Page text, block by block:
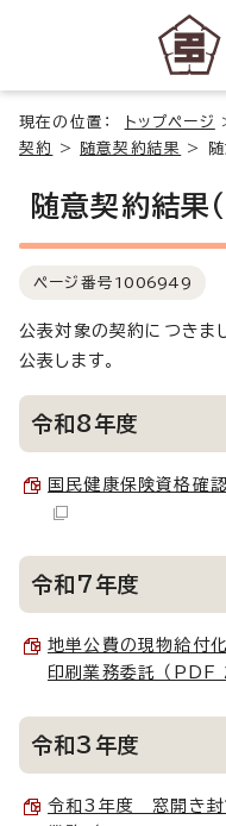
現在の位置： トップページ
契約
> 随意契約結果 >
随意契約結果
ページ番号 1006949
公表対象の契約につきま
公表します。
令和8年度
国民健康保険資格確
令和7年度
地単公費の現物給付
印刷業務委託 （
令和3年度
令和3年度 窓開き封筒